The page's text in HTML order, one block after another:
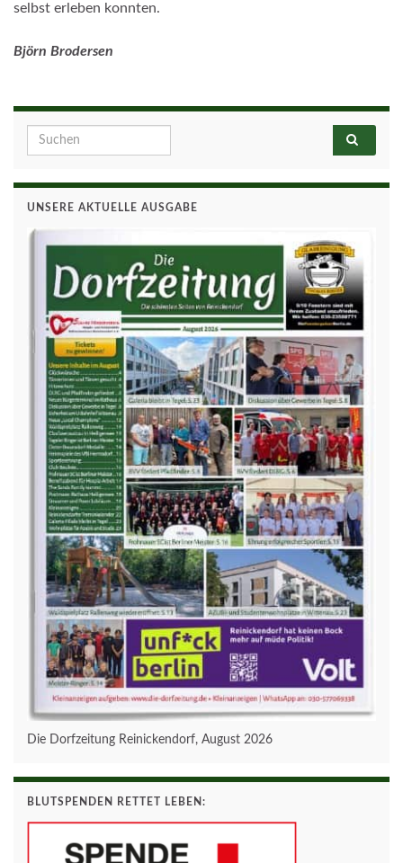
selbst erleben konnten.
Björn Brodersen
Search for:
UNSERE AKTUELLE AUSGABE
Die Dorfzeitung Reinickendorf, August 2026
BLUTSPENDEN RETTET LEBEN: